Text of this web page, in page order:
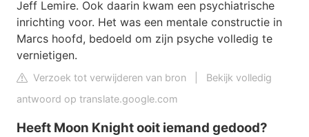
Jeff Lemire. Ook daarin kwam een ​​psychiatrische
inrichting voor. Het was een mentale constructie in
Marcs hoofd, bedoeld om zijn psyche volledig te
vernietigen.
Verzoek tot verwijderen van bron
Bekijk volledig
antwoord op translate.google.com
Heeft Moon Knight ooit iemand gedood?